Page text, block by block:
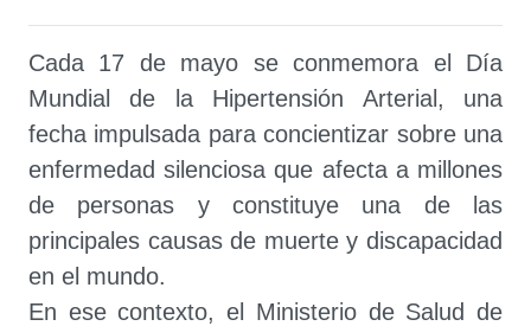
Cada 17 de mayo se conmemora el Día
Mundial de la Hipertensión Arterial, una
fecha impulsada para concientizar sobre una
enfermedad silenciosa que afecta a millones
de personas y constituye una de las
principales causas de muerte y discapacidad
en el mundo.
En ese contexto, el Ministerio de Salud de